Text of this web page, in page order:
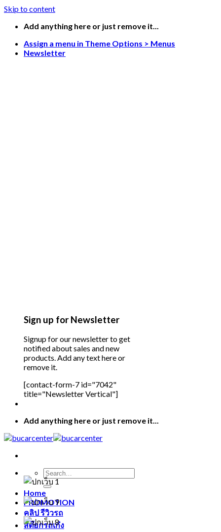
Skip to content
Add anything here or just remove it...
Assign a menu in Theme Options > Menus
Newsletter
Sign up for Newsletter
Signup for our newsletter to get
notified about sales and new
products. Add any text here or
remove it.
[contact-form-7 id="7042"
title="Newsletter Vertical"]
Add anything here or just remove it...
Home
PROMOTION
คลิป รีวิวรถ
สต๊อกรถเก๋ง